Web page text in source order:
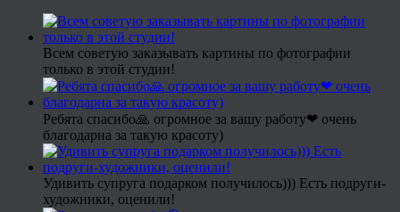
Всем советую заказывать картины по фотографии
только в этой студии!
Ребята спасибо🙏 огромное за вашу работу❤ очень
благодарна за такую красоту)
Удивить супруга подарком получилось))) Есть подруги-
художники, оценили!